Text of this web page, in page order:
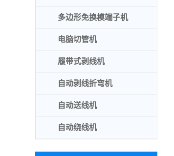
多边形免换模端子机
电脑切管机
履带式剥线机
自动剥线折弯机
自动送线机
自动绕线机